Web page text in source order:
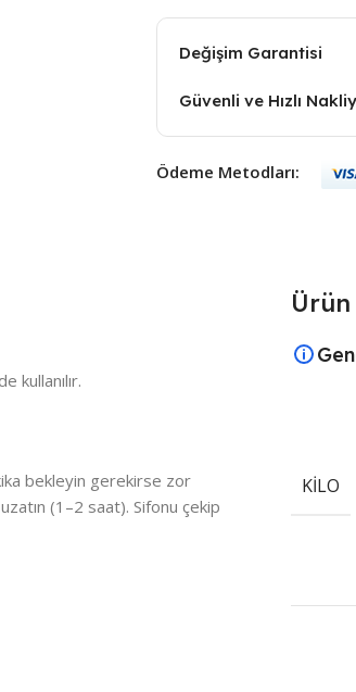
Değişim Garantisi
Güvenli ve Hızlı
Ödeme Metodları:
kullanılır.
bekleyin gerekirse zor
(1–2 saat). Sifonu çekip
KILO